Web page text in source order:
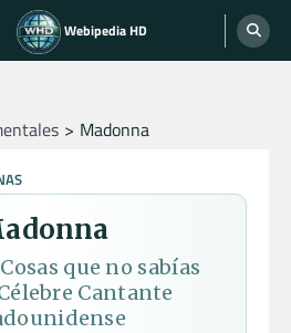
Webipedia HD
Madonna
que no sabías
Cantante